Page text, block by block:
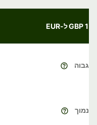
1 GBP ל-EUR
גבוה
נמוך